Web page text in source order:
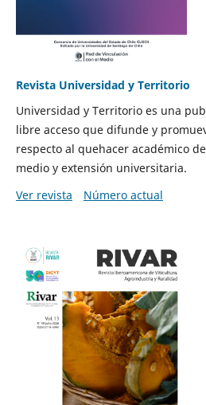
Revista Universidad y Territorio
Universidad y Territorio es una
libre acceso que difunde y
respecto al quehacer académico
medio y extensión universitaria.
Ver revista
Número actual